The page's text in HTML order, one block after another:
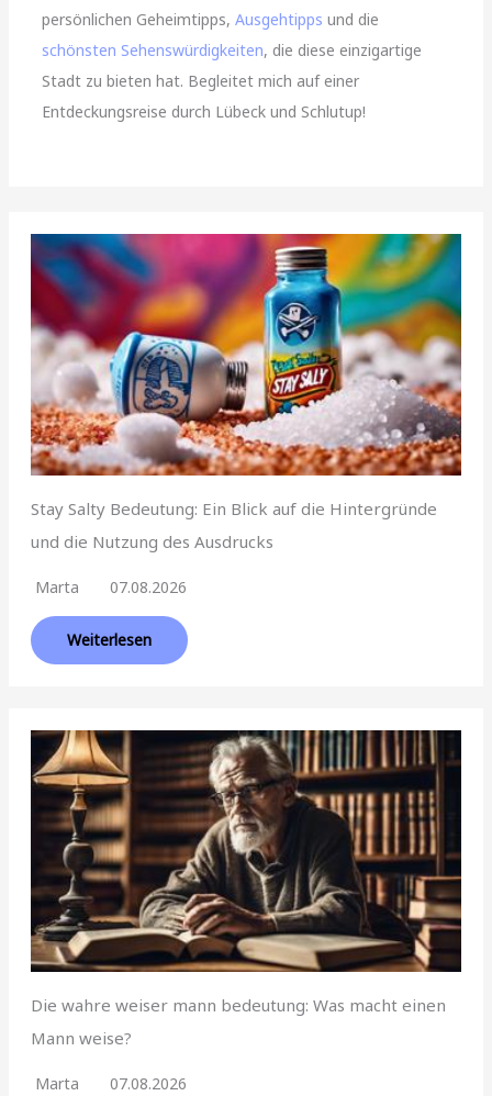
persönlichen Geheimtipps,Ausgehtipps und die
schönsten Sehenswürdigkeiten, die diese einzigartige
Stadt zu bieten hat. Begleitet mich auf einer
Entdeckungsreise durch Lübeck und Schlutup!
Stay Salty Bedeutung: Ein Blick auf die Hintergründe
und die Nutzung des Ausdrucks
Marta 07.08.2026
Weiterlesen
Die wahre weiser mann bedeutung: Was macht einen
Mann weise?
Marta 07.08.2026